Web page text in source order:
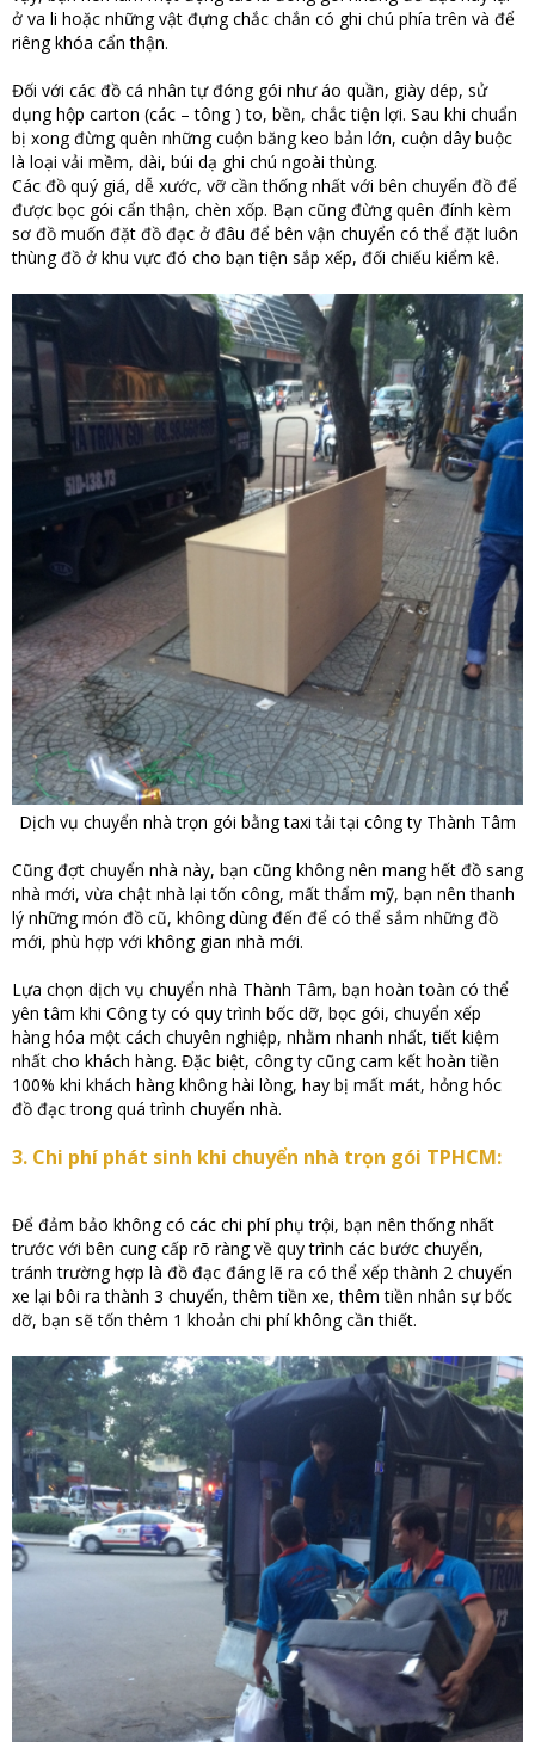
ở va li hoặc những vật đựng chắc chắn có ghi chú phía trên và để
riêng khóa cẩn thận.
Đối với các đồ cá nhân tự đóng gói như áo quần, giày dép, sử
dụng hộp carton (các – tông ) to, bền, chắc tiện lợi. Sau khi chuẩn
bị xong đừng quên những cuộn băng keo bản lớn, cuộn dây buộc
là loại vải mềm, dài, búi dạ ghi chú ngoài thùng.
Các đồ quý giá, dễ xước, vỡ cần thống nhất với bên chuyển đồ để
được bọc gói cẩn thận, chèn xốp. Bạn cũng đừng quên đính kèm
sơ đồ muốn đặt đồ đạc ở đâu để bên vận chuyển có thể đặt luôn
thùng đồ ở khu vực đó cho bạn tiện sắp xếp, đối chiếu kiểm kê.
Dịch vụ chuyển nhà trọn gói bằng taxi tải tại công ty Thành Tâm
Cũng đợt chuyển nhà này, bạn cũng không nên mang hết đồ sang
nhà mới, vừa chật nhà lại tốn công, mất thẩm mỹ, bạn nên thanh
lý những món đồ cũ, không dùng đến để có thể sắm những đồ
mới, phù hợp với không gian nhà mới.
Lựa chọn dịch vụ chuyển nhà Thành Tâm, bạn hoàn toàn có thể
yên tâm khi Công ty có quy trình bốc dỡ, bọc gói, chuyển xếp
hàng hóa một cách chuyên nghiệp, nhằm nhanh nhất, tiết kiệm
nhất cho khách hàng. Đặc biệt, công ty cũng cam kết hoàn tiền
100% khi khách hàng không hài lòng, hay bị mất mát, hỏng hóc
đồ đạc trong quá trình chuyển nhà.
3. Chi phí phát sinh khi chuyển nhà trọn gói TPHCM:
Để đảm bảo không có các chi phí phụ trội, bạn nên thống nhất
trước với bên cung cấp rõ ràng về quy trình các bước chuyển,
tránh trường hợp là đồ đạc đáng lẽ ra có thể xếp thành 2 chuyến
xe lại bôi ra thành 3 chuyến, thêm tiền xe, thêm tiền nhân sự bốc
dỡ, bạn sẽ tốn thêm 1 khoản chi phí không cần thiết.